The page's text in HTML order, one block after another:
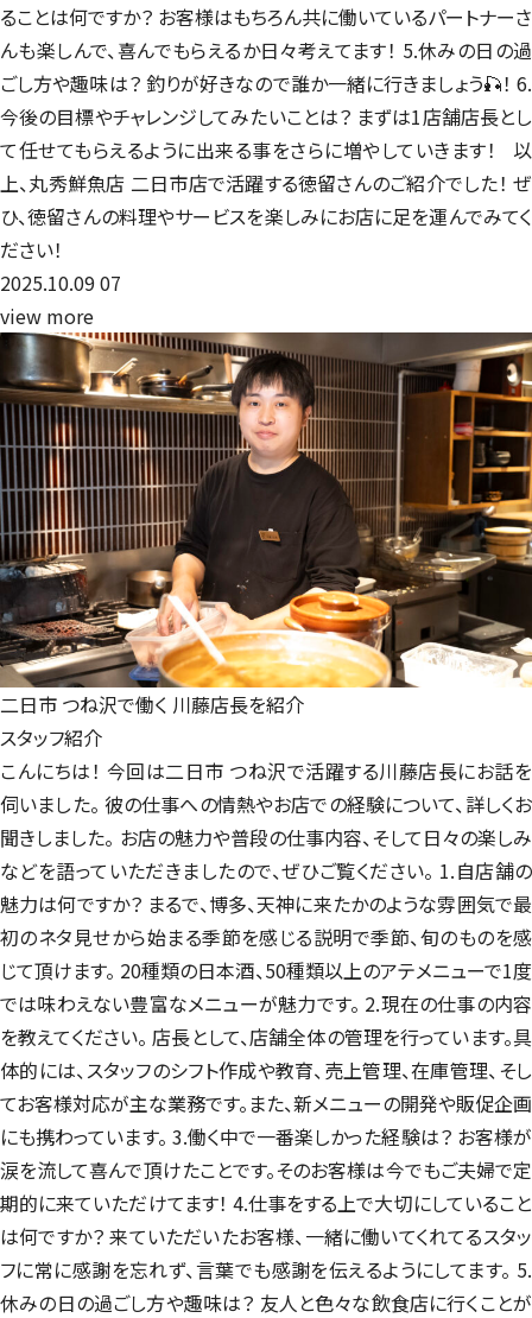
ることは何ですか？ お客様はもちろん共に働いているパートナーさ
んも楽しんで、喜んでもらえるか日々考えてます！ 5.休みの日の過
ごし方や趣味は？ 釣りが好きなので誰か一緒に行きましょう🎣！ 6.
今後の目標やチャレンジしてみたいことは？ まずは1店舗店長とし
て任せてもらえるように出来る事をさらに増やしていきます！ 以
上、丸秀鮮魚店 二日市店で活躍する徳留さんのご紹介でした！ ぜ
ひ、徳留さんの料理やサービスを楽しみにお店に足を運んでみてく
ださい！
2025.10.0907
view more
二日市 つね沢で働く 川藤店長を紹介
スタッフ紹介
こんにちは！ 今回は二日市 つね沢で活躍する川藤店長にお話を
伺いました。 彼の仕事への情熱やお店での経験について、詳しくお
聞きしました。 お店の魅力や普段の仕事内容、そして日々の楽しみ
などを語っていただきましたので、ぜひご覧ください。 1.自店舗の
魅力は何ですか？ まるで、博多、天神に来たかのような雰囲気で最
初のネタ見せから始まる季節を感じる説明で季節、旬のものを感
じて頂けます。 20種類の日本酒、50種類以上のアテメニューで1度
では味わえない豊富なメニューが魅力です。 2.現在の仕事の内容
を教えてください。 店長として、店舗全体の管理を行っています。具
体的には、スタッフのシフト作成や教育、売上管理、在庫管理、そし
てお客様対応が主な業務です。また、新メニューの開発や販促企画
にも携わっています。 3.働く中で一番楽しかった経験は？ お客様が
涙を流して喜んで頂けたことです。そのお客様は今でもご夫婦で定
期的に来ていただけてます！ 4.仕事をする上で大切にしていること
は何ですか？ 来ていただいたお客様、一緒に働いてくれてるスタッ
フに常に感謝を忘れず、言葉でも感謝を伝えるようにしてます。 5.
休みの日の過ごし方や趣味は？ 友人と色々な飲食店に行くことが